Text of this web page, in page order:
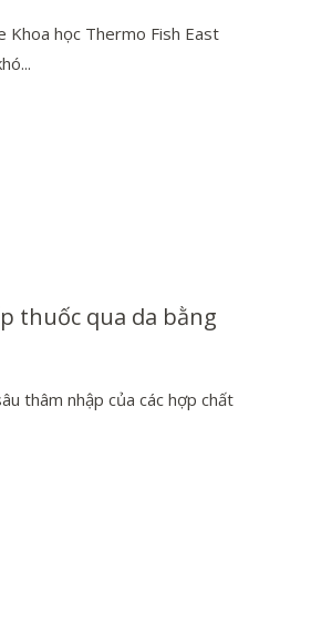
Khoa học Thermo Fish East
thuốc qua da bằng
thâm nhập của các hợp chất